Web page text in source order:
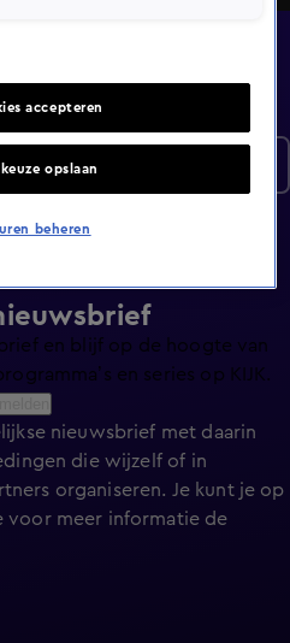
hoog op en ook de politie
en blijf op de hoogte van
en series op KIJK.
nieuwsbrief met daarin
die wijzelf of in
organiseren. Je kunt je op
voor meer informatie de
accepteren
opslaan
beheren